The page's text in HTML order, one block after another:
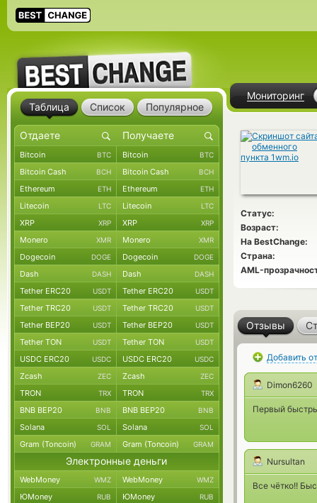
Мониторинг
Статус:
Возраст:
На BestChange:
Страна:
AML-
Отзывы
Добавить
Dimon6260
Первый
Nursultan
Все чётко!!
Таблица Список Популярное
Bitcoin BTC Bitcoin BTC
Bitcoin Cash BCH Bitcoin Cash BCH
Ethereum ETH Ethereum ETH
Litecoin LTC Litecoin LTC
XRP XRP XRP XRP
Monero XMR Monero XMR
Dogecoin DOGE Dogecoin DOGE
Dash DASH Dash DASH
Tether ERC20 USDT Tether ERC20 USDT
Tether TRC20 USDT Tether TRC20 USDT
Tether BEP20 USDT Tether BEP20 USDT
Tether TON USDT Tether TON USDT
USDC ERC20 USDC USDC ERC20 USDC
Zcash ZEC Zcash ZEC
TRON TRX TRON TRX
BNB BEP20 BNB BNB BEP20 BNB
Solana SOL Solana SOL
Gram (Toncoin) GRAM Gram (Toncoin) GRAM
Электронные деньги
WebMoney WMZ WebMoney WMZ
ЮMoney RUB ЮMoney RUB